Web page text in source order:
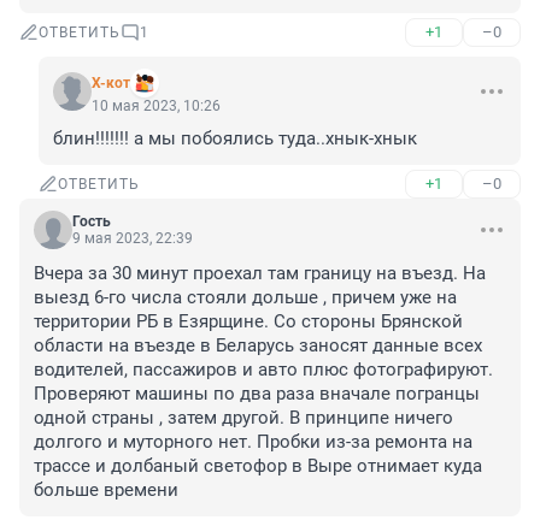
ОТВЕТИТЬ 1 +1 –0
X-кот
10 мая 2023, 10:26
блин!!!!!!! а мы побоялись туда..хнык-хнык
ОТВЕТИТЬ +1 –0
Гость
9 мая 2023, 22:39
Вчера за 30 минут проехал там границу на въезд. На
выезд 6-го числа стояли дольше , причем уже на
территории РБ в Езярщине. Со стороны Брянской
области на въезде в Беларусь заносят данные всех
водителей, пассажиров и авто плюс фотографируют.
Проверяют машины по два раза вначале погранцы
одной страны , затем другой. В принципе ничего
долгого и муторного нет. Пробки из-за ремонта на
трассе и долбаный светофор в Выре отнимает куда
больше времени